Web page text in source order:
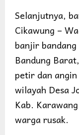
Selanjutnya,
Cikawung –
banjir
Bandung
petir dan
wilayah Desa
Kab.
warga rusak.